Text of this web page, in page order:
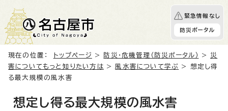
緊急情報なし
防災ポータル
現在の位置： トップページ > 防災・危機管理（防災ポータル） > 災
害についてもっと知りたい方は >風水害について学ぶ > 想定し得
る最大規模の風水害
想定し得る最大規模の風水害